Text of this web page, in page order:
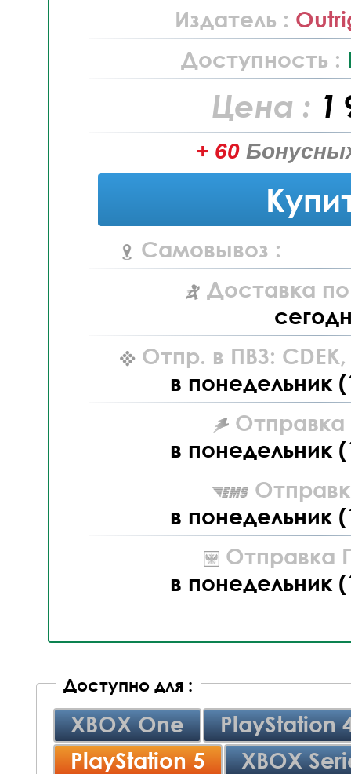
Издатель :
Доступность :
Цена : 1
+ 60
Самовывоз :
Доставка
Отпр. в ПВЗ: CDEK,
в понедельник
Отправка
в понедельник
в понедельник
Отправка
в понедельник
Доступно для :
XBOX One
PlayStation
PlayStation 5
XBOX